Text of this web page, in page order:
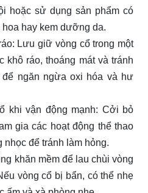
hoặc sử dụng sản phẩm có
hay kem dưỡng da.
Lưu giữ vòng cổ trong một
khô ráo, thoáng mát và tránh
ngăn ngừa oxi hóa và hư
khi vận động mạnh: Cởi bỏ
gia các hoạt động thể thao
nhọc để tránh làm hỏng.
khăn mềm để lau chùi vòng
vòng cổ bị bẩn, có thể nhẹ